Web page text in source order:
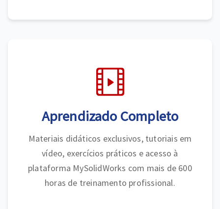
Aprendizado Completo
Materiais didáticos exclusivos, tutoriais em
vídeo, exercícios práticos e acesso à
plataforma MySolidWorks com mais de 600
horas de treinamento profissional.